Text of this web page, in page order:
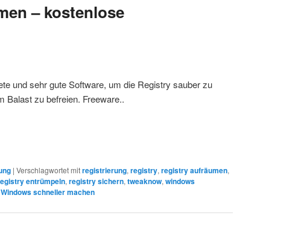
– kostenlose
und sehr gute Software, um die Registry sauber zu
Balast zu befreien. Freeware..
| Verschlagwortet mitregistrierung, registry, registry aufräumen,
entrümpeln, registry sichern, tweaknow, windows
Windows schneller machen